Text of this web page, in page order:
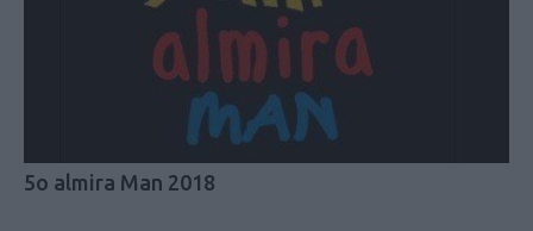
5o almira Man 2018